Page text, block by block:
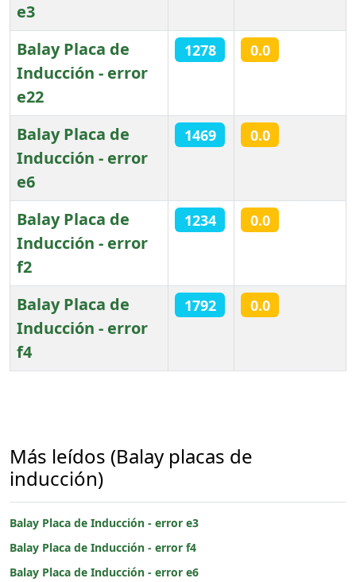
e3
Balay Placa de
Inducción - error
e22
1278 0.0
Balay Placa de
Inducción - error
e6
1469 0.0
Balay Placa de
Inducción - error
f2
1234 0.0
Balay Placa de
Inducción - error
f4
1792 0.0
Más leídos (Balay placas de
inducción)
Balay Placa de Inducción - error e3
Balay Placa de Inducción - error f4
Balay Placa de Inducción - error e6